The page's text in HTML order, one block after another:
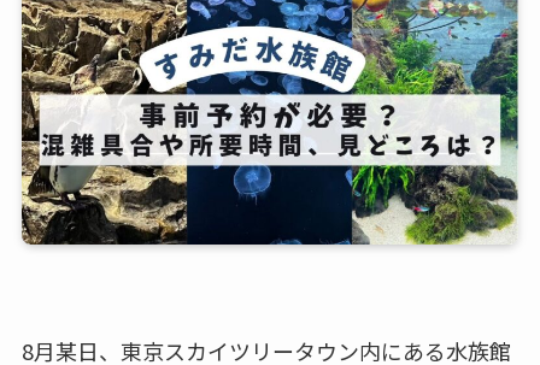
8月某日、東京スカイツリータウン内にある水族館